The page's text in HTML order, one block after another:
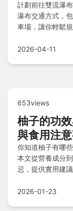
計劃前往雙流瀑
瀑布交通方式，
車場，讓你輕鬆
2026-04-11
653views
柚子的功
與食用注
你知道柚子有哪
本文從營養成分
忌，提供實用建
2026-01-23